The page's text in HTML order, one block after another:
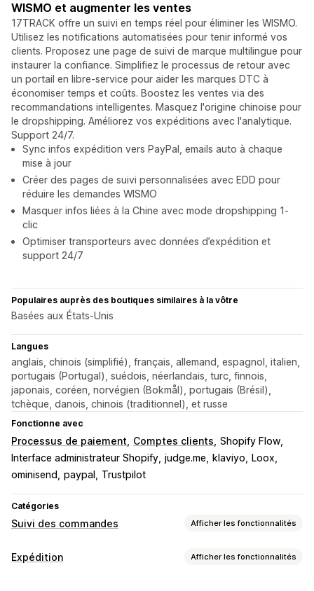
WISMO et augmenter les ventes
17TRACK offre un suivi en temps réel pour éliminer les WISMO.
Utilisez les notifications automatisées pour tenir informé vos
clients. Proposez une page de suivi de marque multilingue pour
instaurer la confiance. Simplifiez le processus de retour avec
un portail en libre-service pour aider les marques DTC à
économiser temps et coûts. Boostez les ventes via des
recommandations intelligentes. Masquez l'origine chinoise pour
le dropshipping. Améliorez vos expéditions avec l'analytique.
Support 24/7.
Sync infos expédition vers PayPal, emails auto à chaque
mise à jour
Créer des pages de suivi personnalisées avec EDD pour
réduire les demandes WISMO
Masquer infos liées à la Chine avec mode dropshipping 1-
clic
Optimiser transporteurs avec données d’expédition et
support 24/7
Populaires auprès des boutiques similaires à la vôtre
Basées aux États-Unis
Langues
anglais, chinois (simplifié), français, allemand, espagnol, italien,
portugais (Portugal), suédois, néerlandais, turc, finnois,
japonais, coréen, norvégien (Bokmål), portugais (Brésil),
tchèque, danois, chinois (traditionnel), et russe
Fonctionne avec
Processus de paiement Comptes clients Shopify Flow
Interface administrateur Shopify judge.me klaviyo
Loox
ominisend
paypal Trustpilot
Catégories
Suivi des commandes Afficher les fonctionnalités
Suivi
Expédition Afficher les fonctionnalités